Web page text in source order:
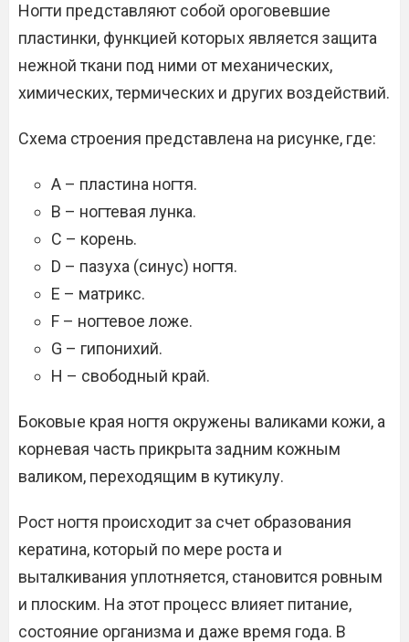
Ногти представляют собой ороговевшие
пластинки, функцией которых является защита
нежной ткани под ними от механических,
химических, термических и других воздействий.
Схема строения представлена на рисунке, где:
A – пластина ногтя.
B – ногтевая лунка.
C – корень.
D – пазуха (синус) ногтя.
E – матрикс.
F – ногтевое ложе.
G – гипонихий.
H – свободный край.
Боковые края ногтя окружены валиками кожи, а
корневая часть прикрыта задним кожным
валиком, переходящим в кутикулу.
Рост ногтя происходит за счет образования
кератина, который по мере роста и
выталкивания уплотняется, становится ровным
и плоским. На этот процесс влияет питание,
состояние организма и даже время года. В